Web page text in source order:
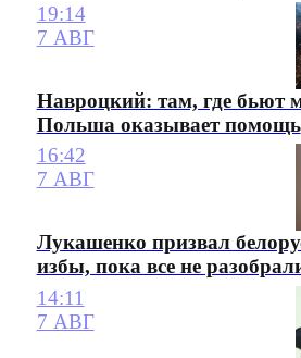
19:14
7 АВГ
Навроцкий: там, где бьют
Польша оказывает помощь
16:42
7 АВГ
Лукашенко призвал
избы, пока все не
14:11
7 АВГ